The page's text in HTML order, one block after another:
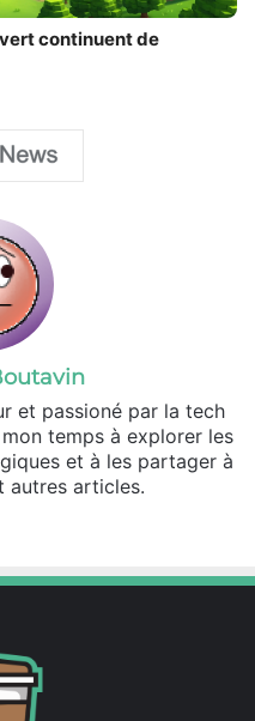
continuent de
et passioné par la tech
temps à explorer les
et à les partager à
autres articles.